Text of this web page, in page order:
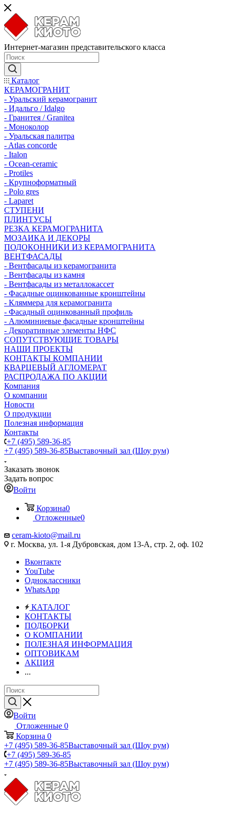
Интернет-магазин представительского класса
Каталог
КЕРАМОГРАНИТ
- Уральский керамогранит
- Идальго / Idalgo
- Гранитея / Granitea
- Моноколор
- Уральская палитра
- Atlas concorde
- Italon
- Ocean-ceramic
- Protiles
- Крупноформатный
- Polo gres
- Laparet
СТУПЕНИ
ПЛИНТУСЫ
РЕЗКА КЕРАМОГРАНИТА
МОЗАИКА И ДЕКОРЫ
ПОДОКОННИКИ ИЗ КЕРАМОГРАНИТА
ВЕНТФАСАДЫ
- Вентфасады из керамогранита
- Вентфасады из камня
- Вентфасады из металлокассет
- Фасадные оцинкованные кронштейны
- Кляммера для керамогранита
- Фасадный оцинкованный профиль
- Алюминиевые фасадные кронштейны
- Декоративные элементы НФС
СОПУТСТВУЮЩИЕ ТОВАРЫ
НАШИ ПРОЕКТЫ
КОНТАКТЫ КОМПАНИИ
КВАРЦЕВЫЙ АГЛОМЕРАТ
РАСПРОДАЖА ПО АКЦИИ
Компания
О компании
Новости
О продукции
Полезная информация
Контакты
+7 (495) 589-36-85
+7 (495) 589-36-85Выставочный зал (Шоу рум)
Заказать звонок
Задать вопрос
Войти
Корзина0
Отложенные0
ceram-kioto@mail.ru
г. Москва, ул. 1-я Дубровская, дом 13-А, стр. 2, оф. 102
Вконтакте
YouTube
Одноклассники
WhatsApp
КАТАЛОГ
КОНТАКТЫ
ПОДБОРКИ
О КОМПАНИИ
ПОЛЕЗНАЯ ИНФОРМАЦИЯ
ОПТОВИКАМ
АКЦИЯ
...
Войти
Отложенные 0
Корзина 0
+7 (495) 589-36-85Выставочный зал (Шоу рум)
+7 (495) 589-36-85
+7 (495) 589-36-85Выставочный зал (Шоу рум)